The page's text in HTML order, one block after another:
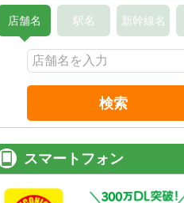
店舗名 駅名 新幹線名
検索
スマートフォン